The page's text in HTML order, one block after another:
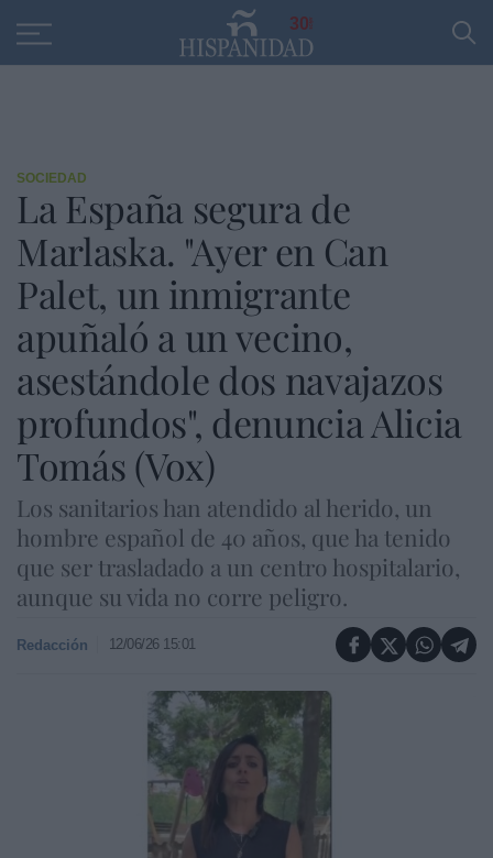
30
SOCIEDAD
La España segura de
Marlaska. "Ayer en Can
Palet, un inmigrante
apuñaló a un vecino,
asestándole dos navajazos
profundos", denuncia Alicia
Tomás (Vox)
Los sanitarios han atendido al herido, un
hombre español de 40 años, que ha tenido
que ser trasladado a un centro hospitalario,
aunque su vida no corre peligro.
Redacción 12/06/26 15:01